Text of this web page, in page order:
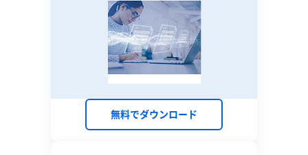
無料でダウンロード